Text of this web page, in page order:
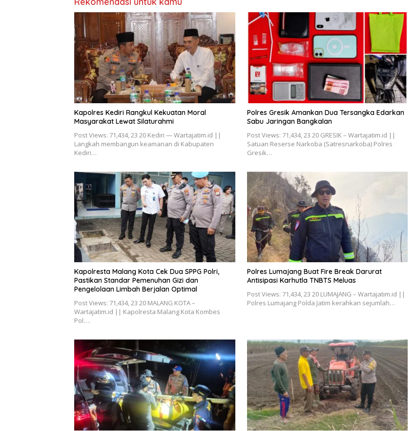
Kapolres Kediri Rangkul Kekuatan Moral
Masyarakat Lewat Silaturahmi
Post Views: 71,434, 23 20 Kediri — Wartajatim.id ||
Langkah membangun keamanan di Kabupaten
Kediri…
Polres Gresik Amankan Dua Tersangka Edarkan
Sabu Jaringan Bangkalan
Post Views: 71,434, 23 20 GRESIK – Wartajatim.id ||
Satuan Reserse Narkoba (Satresnarkoba) Polres
Gresik…
Kapolresta Malang Kota Cek Dua SPPG Polri,
Pastikan Standar Pemenuhan Gizi dan
Pengelolaan Limbah Berjalan Optimal
Post Views: 71,434, 23 20 MALANG KOTA –
Wartajatim.id || Kapolresta Malang Kota Kombes
Pol….
Polres Lumajang Buat Fire Break Darurat
Antisipasi Karhutla TNBTS Meluas
Post Views: 71,434, 23 20 LUMAJANG – Wartajatim.id ||
Polres Lumajang Polda Jatim kerahkan sejumlah…